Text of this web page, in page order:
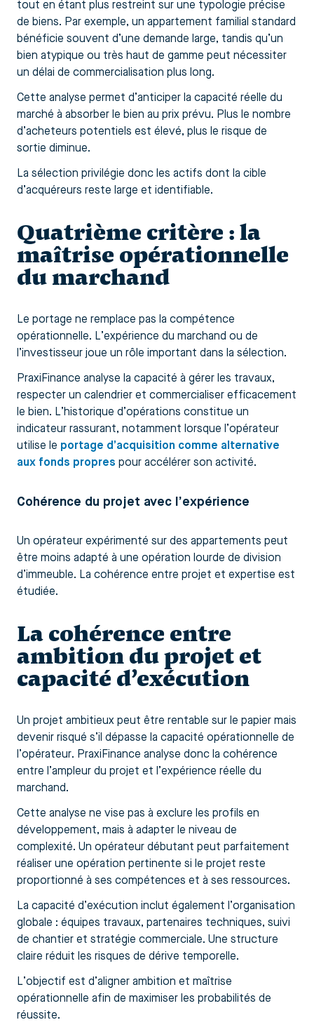
tout en étant plus restreint sur une typologie précise
de biens. Par exemple, un appartement familial standard
bénéficie souvent d’une demande large, tandis qu’un
bien atypique ou très haut de gamme peut nécessiter
un délai de commercialisation plus long.
Cette analyse permet d’anticiper la capacité réelle du
marché à absorber le bien au prix prévu. Plus le nombre
d’acheteurs potentiels est élevé, plus le risque de
sortie diminue.
La sélection privilégie donc les actifs dont la cible
d’acquéreurs reste large et identifiable.
Quatrième critère : la
maîtrise opérationnelle
du marchand
Le portage ne remplace pas la compétence
opérationnelle. L’expérience du marchand ou de
l’investisseur joue un rôle important dans la sélection.
PraxiFinance analyse la capacité à gérer les travaux,
respecter un calendrier et commercialiser efficacement
le bien. L’historique d’opérations constitue un
indicateur rassurant, notamment lorsque l’opérateur
utilise le portage d’acquisition comme alternative
aux fonds propres pour accélérer son activité.
Cohérence du projet avec l’expérience
Un opérateur expérimenté sur des appartements peut
être moins adapté à une opération lourde de division
d’immeuble. La cohérence entre projet et expertise est
étudiée.
La cohérence entre
ambition du projet et
capacité d’exécution
Un projet ambitieux peut être rentable sur le papier mais
devenir risqué s’il dépasse la capacité opérationnelle de
l’opérateur. PraxiFinance analyse donc la cohérence
entre l’ampleur du projet et l’expérience réelle du
marchand.
Cette analyse ne vise pas à exclure les profils en
développement, mais à adapter le niveau de
complexité. Un opérateur débutant peut parfaitement
réaliser une opération pertinente si le projet reste
proportionné à ses compétences et à ses ressources.
La capacité d’exécution inclut également l’organisation
globale : équipes travaux, partenaires techniques, suivi
de chantier et stratégie commerciale. Une structure
claire réduit les risques de dérive temporelle.
L’objectif est d’aligner ambition et maîtrise
opérationnelle afin de maximiser les probabilités de
réussite.